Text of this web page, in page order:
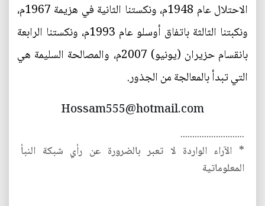
الاحتلال عام 1948م، ونكستنا الثانية في هزيمة 1967م،
ونكبتنا الثالثة باتفاق أوسلو عام 1993م، ونكستنا الرابعة
بانقسام حزيران (يونيو) 2007م، والمصالحة السليمة هي
التي تبدأ بالمعالجة من الجذور.
Hossam555@hotmail.com
...........................
* الآراء الواردة لا تعبر بالضرورة عن رأي شبكة النبأ
المعلوماتية